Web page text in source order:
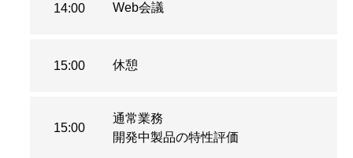
14:00 Web会議
15:00 休憩
15:00
通常業務
開発中製品の特性評価